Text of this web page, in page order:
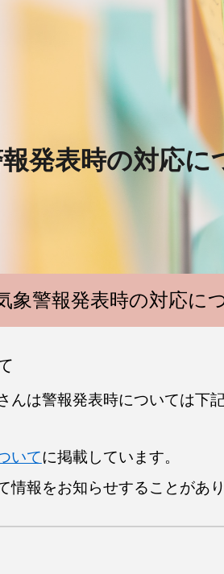
Skip to
発表時の対応に
象警報発表時の対応に
んは警報発表時については下
いてに掲載しています。
情報をお知らせすることがあ